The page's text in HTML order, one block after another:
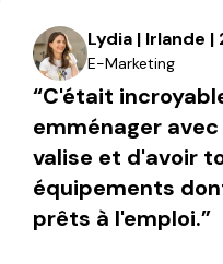
Lydia | Irlande |
E-Marketing
“C'était
emménager
valise et d'avoir
équipements
prêts à l'emploi.”